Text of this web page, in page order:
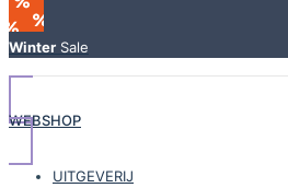
Winter Sale
WEBSHOP
UITGEVERIJ